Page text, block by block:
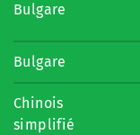
Bulgare
Bulgare
Chinois
simplifié